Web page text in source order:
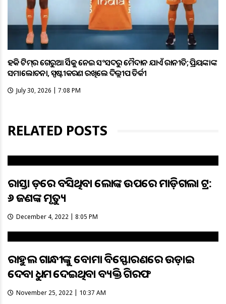
ହକି ଟିମ୍‌ର ଗେରୁଆ ଜର୍ସିକୁ ନେଇ ସଂସଦରୁ ମୈଦାନ ଯାଏଁ ରାଜନୀତି; ପ୍ରିୟଙ୍କାଙ୍କ
ସମାଲୋଚନା, ସ୍ପଷ୍ଟୀକରଣ ରଖିଲେ ଦିଲ୍ଲୀପ ତିର୍କୀ
July 30, 2026 | 7:08 PM
RELATED POSTS
ରାସ୍ତା କଡ଼ରେ ବସିଥିବା ଲୋକଙ୍କ ଉପରେ ମାଡ଼ିଗଲା ଟ୍ରକ:
୬ ଜଣଙ୍କ ମୃତ୍ୟୁ
December 4, 2022 | 8:05 PM
ରାହୁଲ ଗାନ୍ଧୀଙ୍କୁ ବୋମା ବିସ୍ଫୋରଣରେ ଉଡ଼ାଇ
ଦେବାକୁ ଧମକ ଦେଇଥିବା ବ୍ୟକ୍ତି ଗିରଫ
November 25, 2022 | 10:37 AM